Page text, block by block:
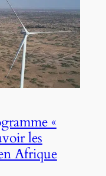
«
les
Afrique